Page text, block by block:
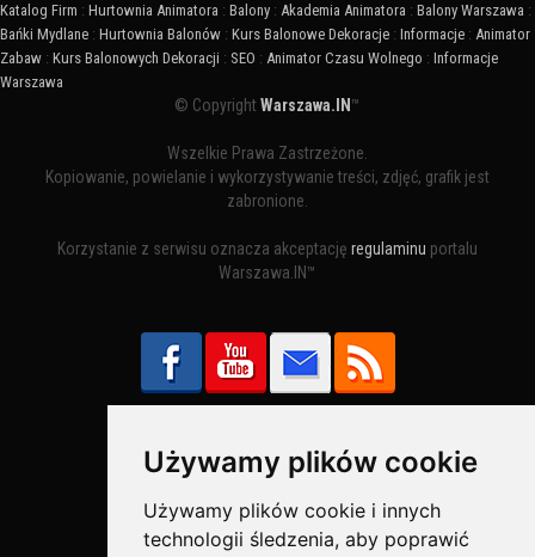
Używamy plików cookie
Używamy plików cookie i innych
technologii śledzenia, aby poprawić
Katalog Firm : Hurtownia Animatora : Balony : Akademia Animatora : Balony Warszawa :
Bańki Mydlane : Hurtownia Balonów : Kurs Balonowe Dekoracje : Informacje : Animator
Zabaw : Kurs Balonowych Dekoracji : SEO : Animator Czasu Wolnego : Informacje
Warszawa
© CopyrightWarszawa.IN ™
Wszelkie Prawa Zastrzeżone.
Kopiowanie, powielanie i wykorzystywanie treści, zdjęć, grafik jest
zabronione.
Korzystanie z serwisu oznacza akceptację regulaminu portalu
Warszawa.IN™
Bezpieczne Płatności obsługuje: